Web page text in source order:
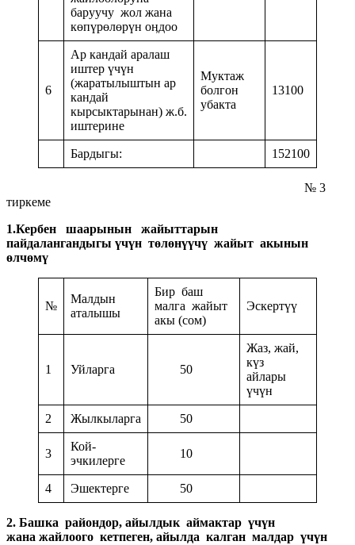
баруучу жол жана
көпүрөлөрүн оӊдоо
6
Ар кандай аралаш
иштер үчүн
(жаратылыштын ар
кандай
кырсыктарынан) ж.б.
иштерине
Муктаж
болгон
убакта
13100
Бардыгы: 152100
№ 3
тиркеме
1.Кербен шаарынын жайыттарын
пайдалангандыгы үчүн төлөнүүчү жайыт акынын
өлчөмү
№
Малдын
аталышы
Бир баш
малга жайыт
акы (сом)
Эскертүү
1 Уйларга 50
Жаз, жай,
күз
айлары
үчүн
2 Жылкыларга 50
3
Кой-
эчкилерге
10
4 Эшектерге 50
2. Башка райондор, айылдык аймактар үчүн
жана жайлоого кетпеген, айылда калган малдар үчүн